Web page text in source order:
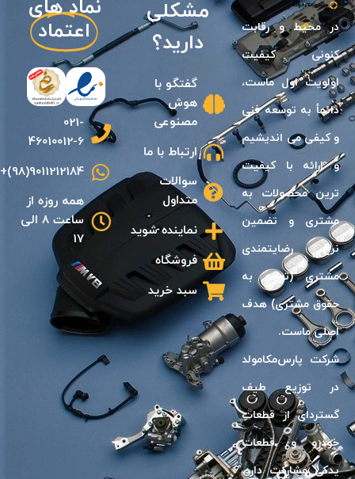
در محيط و رقابت
كنونى كيفيت
اولويت اول ماست،
دائمأ به توسعه فنى
و كيفی مى انديشیم
و ارائه با كيفيت
ترين محصولات به
مشترى و تضمين
نرخ رضايتمندى
مشترى (توجه به
حقوق مشترى) هدف
اصلى ماست.
شرکت پارس‌مکامولد
در توزیع طیف
گسترد‌ای از قطعات
خودرو و قطعات
یدکی مشارکت دارد.
مشکلی
دارید؟
گفتگو با
هوش
مصنوعی
ارتباط با ما
سوالات
متداول
نماینده شوید
فروشگاه
سبد خرید
نماد های
اعتماد
021-
46010012-6
9011212184(98)+
همه روزه از
ساعت 8 الی
17